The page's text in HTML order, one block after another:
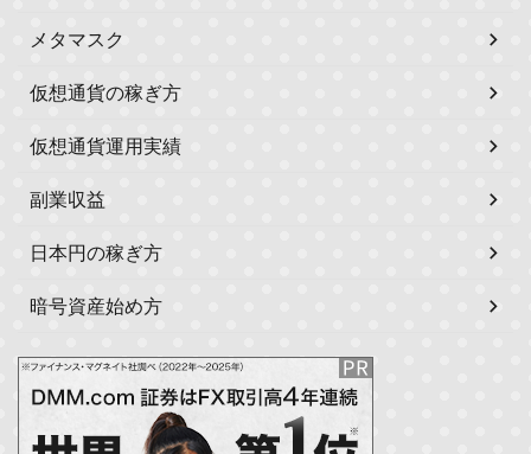
メタマスク
仮想通貨の稼ぎ方
仮想通貨運用実績
副業収益
日本円の稼ぎ方
暗号資産始め方